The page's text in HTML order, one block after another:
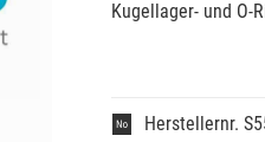
Kugellager- und O-
Herstellernr.